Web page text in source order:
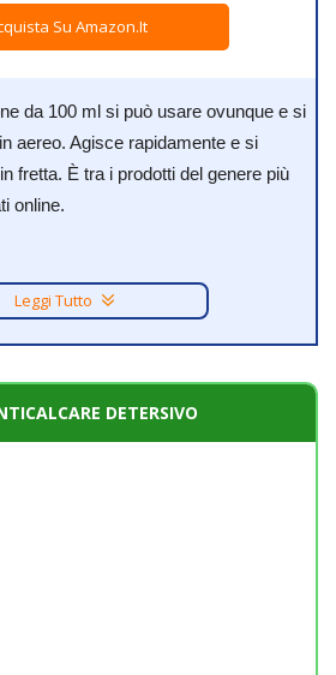
Su Amazon.it
da 100 ml si può usare ovunque e si
aereo. Agisce rapidamente e si
fretta. È tra i prodotti del genere più
online.
Leggi Tutto
DETERSIVO